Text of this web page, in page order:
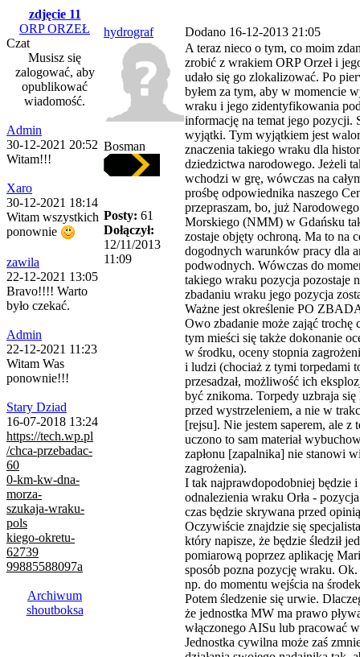
zdjęcie 11
ORP ORZEŁ
Czat
Musisz się
zalogować, aby
opublikować
wiadomość.
Admin
30-12-2021 20:52
Witam!!!
Xaro
30-12-2021 18:14
Witam wszystkich
ponownie
zawila
22-12-2021 13:05
Bravo!!!! Warto
było czekać.
Admin
22-12-2021 11:23
Witam Was
ponownie!!!
Stary Dziad
16-07-2018 13:24
https://tech.wp.pl
/chca-przebadac-
60
0-km-kw-dna-
morza-
szukaja-wraku-
pols
kiego-okretu-
62739
99885588097a
Archiwum
shoutboksa
hydrograf Dodano 16-12-2013 21:05
Bosman
Posty: 61
Dołączył:
12/11/2013
11:09
A teraz nieco o tym, co moim
zrobić z wrakiem ORP Orzeł i
udało się go zlokalizować. Po
byłem za tym, aby w momencie
wraku i jego zidentyfikowania
informację na temat jego pozycji.
wyjątki. Tym wyjątkiem jest
znaczenia takiego wraku dla
dziedzictwa narodowego. Jeżeli
wchodzi w grę, wówczas na
prośbę odpowiednika naszego
przepraszam, bo, już
Morskiego (NMM) w Gdańsku
zostaje objęty ochroną. Ma to na
dogodnych warunków pracy dla
podwodnych. Wówczas do
takiego wraku pozycja pozostaje
zbadaniu wraku jego pozycja
Ważne jest określenie PO
Owo zbadanie może zająć trochę
tym mieści się także dokonanie
w środku, oceny stopnia
i ludzi (chociaż z tymi torpedami
przesadzał, możliwość ich
być znikoma. Torpedy uzbraja
przed wystrzeleniem, a nie w
[rejsu]. Nie jestem saperem, ale z
uczono to sam materiał
zapłonu [zapalnika] nie stanowi
zagrożenia).
I tak najprawdopodobniej będzie
odnalezienia wraku Orła -
czas będzie skrywana przed
Oczywiście znajdzie się
który napisze, że będzie śledził
pomiarową poprzez aplikację
sposób pozna pozycję wraku. Ok.
np. do momentu wejścia na
Potem śledzenie się urwie.
że jednostka MW ma prawo
włączonego AISu lub pracować
Jednostka cywilna może zaś